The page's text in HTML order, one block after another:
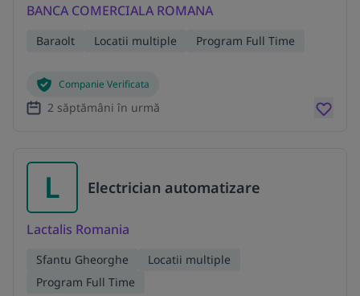
BANCA COMERCIALA ROMANA
Baraolt Locatii multiple Program Full Time
Companie Verificata
2 săptămâni în urmă
L Electrician automatizare
Lactalis Romania
Sfantu Gheorghe
Locatii multiple
Program Full Time